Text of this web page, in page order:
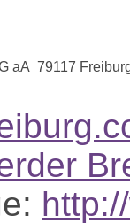
aA 79117